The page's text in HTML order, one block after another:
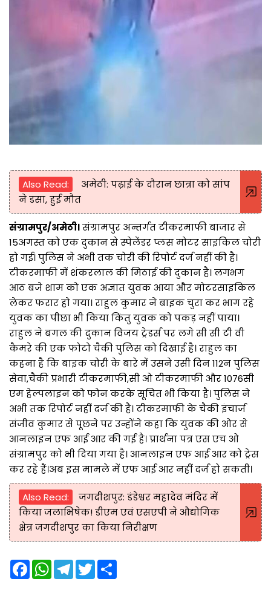
Also Read:
अमेठी: पढ़ाई के दौरान छात्रा को सांप
ने डसा, हुई मौत
संग्रामपुर/अमेठी।संग्रामपुर अन्तर्गत टीकरमाफी बाजार से
15अगस्त को एक दुकान से स्पेलेंडर प्लस मोटर साइकिल चोरी
हो गई। पुलिस ने अभी तक चोरी की रिपोर्ट दर्ज नहीं की है।
टीकरमाफी में शंकरलाल की मिठाई की दुकान है। लगभग
आठ बजे शाम को एक अज्ञात युवक आया और मोटरसाइकिल
लेकर फरार हो गया। राहुल कुमार ने बाइक चुरा कर भाग रहे
युवक का पीछा भी किया किंतु युवक को पकड़ नहीं पाया।
राहुल ने बगल की दुकान विजय ट्रेडर्स पर लगे सी सी टी वी
कैमरे की एक फोटो चैकी पुलिस को दिखाई है। राहुल का
कहना है कि बाइक चोरी के बारे में उसने उसी दिन 112न पुलिस
सेवा,चैकी प्रभारी टीकरमाफी,सी ओ टीकरमाफी और 1076सी
एम हेल्पलाइन को फोन करके सूचित भी किया है। पुलिस ने
अभी तक रिपोर्ट नहीं दर्ज की है। टीकरमाफी के चैकी इंचार्ज
संजीव कुमार से पूछने पर उन्होंने कहा कि युवक की ओर से
आनलाइन एफ आई आर की गई है। प्रार्थना पत्र एस एच ओ
संग्रामपुर को भी दिया गया है। आनलाइन एफ आई आर को ट्रेस
कर रहे हैं।अब इस मामले में एफ आई आर नहीं दर्ज हो सकती।
Also Read:
जगदीशपुर: डंडेश्वर महादेव मंदिर में
किया जलाभिषेक! डीएम एवं एसएपी ने औद्योगिक
क्षेत्र जगदीशपुर का किया निरीक्षण
F
a
W
T
e
T
w